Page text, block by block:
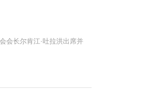
会长尔肯江·吐拉洪出席并